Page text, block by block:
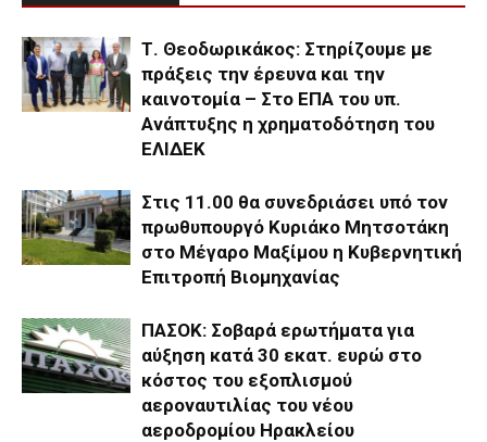
Τ. Θεοδωρικάκος: Στηρίζουμε με
πράξεις την έρευνα και την
καινοτομία – Στο ΕΠΑ του υπ.
Ανάπτυξης η χρηματοδότηση του
ΕΛΙΔΕΚ
Στις 11.00 θα συνεδριάσει υπό τον
πρωθυπουργό Κυριάκο Μητσοτάκη
στο Μέγαρο Μαξίμου η Κυβερνητική
Επιτροπή Βιομηχανίας
ΠΑΣΟΚ: Σοβαρά ερωτήματα για
αύξηση κατά 30 εκατ. ευρώ στο
κόστος του εξοπλισμού
αεροναυτιλίας του νέου
αεροδρομίου Ηρακλείου